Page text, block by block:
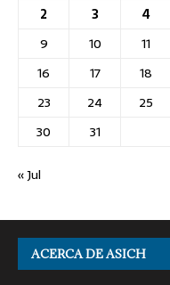
2
3 4
9
10 11
16
17 18
23
24 25
30
31
« Jul
ACERCA DE ASICH